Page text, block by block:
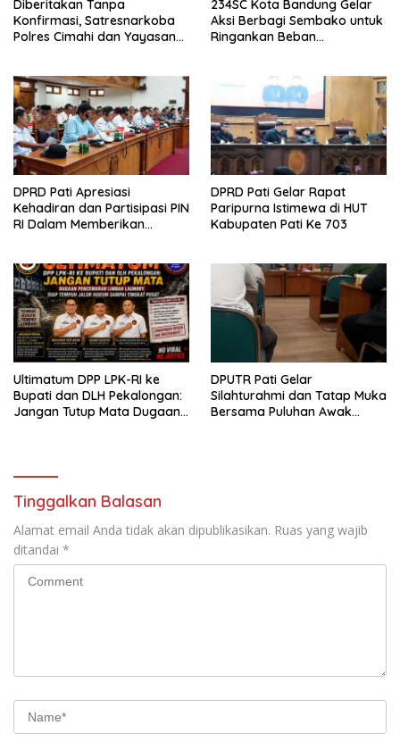
Diberitakan Tanpa
Konfirmasi, Satresnarkoba
Polres Cimahi dan Yayasan
234SC Kota Bandung Gelar
Aksi Berbagi Sembako untuk
Ringankan Beban
DPRD Pati Apresiasi
Kehadiran dan Partisipasi PIN
RI Dalam Memberikan
DPRD Pati Gelar Rapat
Paripurna Istimewa di HUT
Kabupaten Pati Ke 703
Ultimatum DPP LPK-RI ke
Bupati dan DLH Pekalongan:
Jangan Tutup Mata Dugaan
DPUTR Pati Gelar
Silahturahmi dan Tatap Muka
Bersama Puluhan Awak
Tinggalkan Balasan
Alamat email Anda tidak akan dipublikasikan. Ruas yang wajib
ditandai *